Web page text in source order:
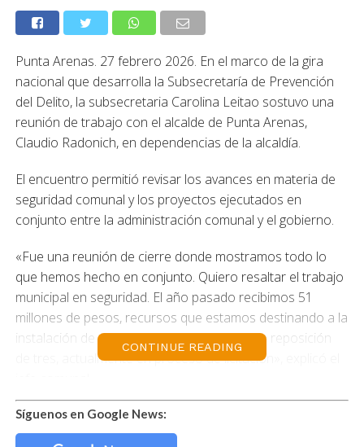
Punta Arenas. 27 febrero 2026. En el marco de la gira
nacional que desarrolla la Subsecretaría de Prevención
del Delito, la subsecretaria Carolina Leitao sostuvo una
reunión de trabajo con el alcalde de Punta Arenas,
Claudio Radonich, en dependencias de la alcaldía.
El encuentro permitió revisar los avances en materia de
seguridad comunal y los proyectos ejecutados en
conjunto entre la administración comunal y el gobierno.
«Fue una reunión de cierre donde mostramos todo lo
que hemos hecho en conjunto. Quiero resaltar el trabajo
municipal en seguridad. El año pasado recibimos 51
millones de pesos, recursos que estamos destinando a la
instalación de cuatro nuevas cámaras y a la reposición
de tres, actualmente en proceso de licitación», explicó el
Radonich también abordó la situación de las cámaras
que permanecen fuera de operación. «Las 15 cámaras
CONTINUE READING
Síguenos en Google News: